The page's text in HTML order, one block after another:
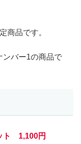
商品です。
ンバー1の商品で
ト 1,100円